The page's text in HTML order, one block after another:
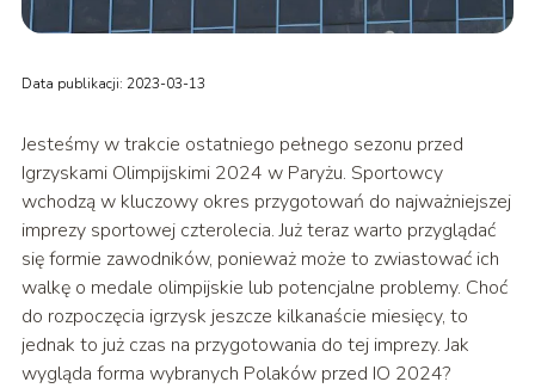
Data publikacji: 2023-03-13
Jesteśmy w trakcie ostatniego pełnego sezonu przed
Igrzyskami Olimpijskimi 2024 w Paryżu. Sportowcy
wchodzą w kluczowy okres przygotowań do najważniejszej
imprezy sportowej czterolecia. Już teraz warto przyglądać
się formie zawodników, ponieważ może to zwiastować ich
walkę o medale olimpijskie lub potencjalne problemy. Choć
do rozpoczęcia igrzysk jeszcze kilkanaście miesięcy, to
jednak to już czas na przygotowania do tej imprezy. Jak
wygląda forma wybranych Polaków przed IO 2024?